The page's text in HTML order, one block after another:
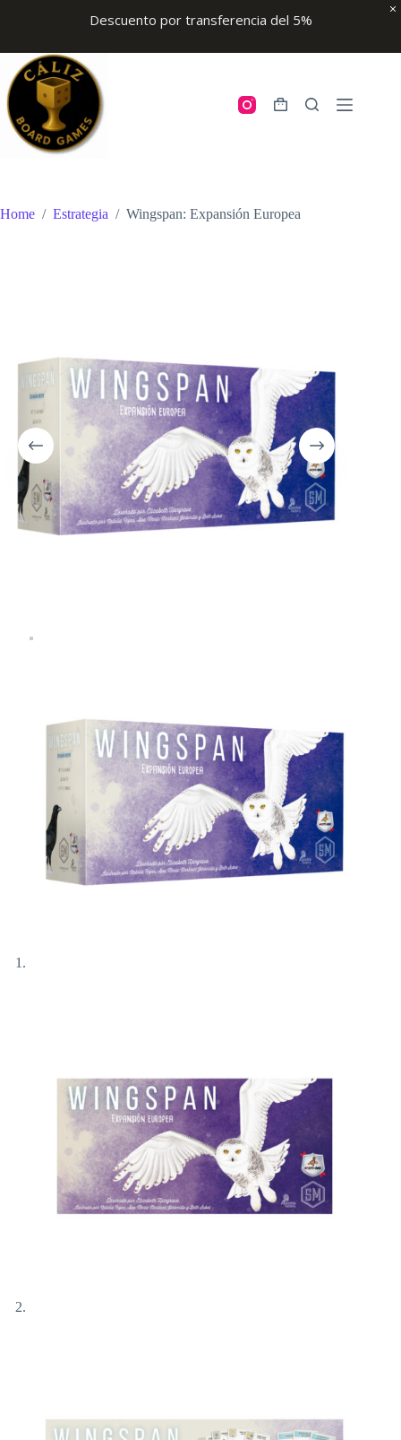
Descuento por transferencia del 5%
Skip
content
Shopping
Home / Estrategia / Wingspan: Expansión Europea